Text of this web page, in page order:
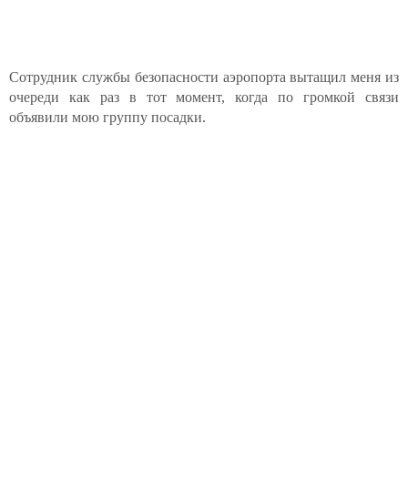
Сотрудник службы безопасности аэропорта вытащил меня из
очереди как раз в тот момент, когда по громкой связи
объявили мою группу посадки.